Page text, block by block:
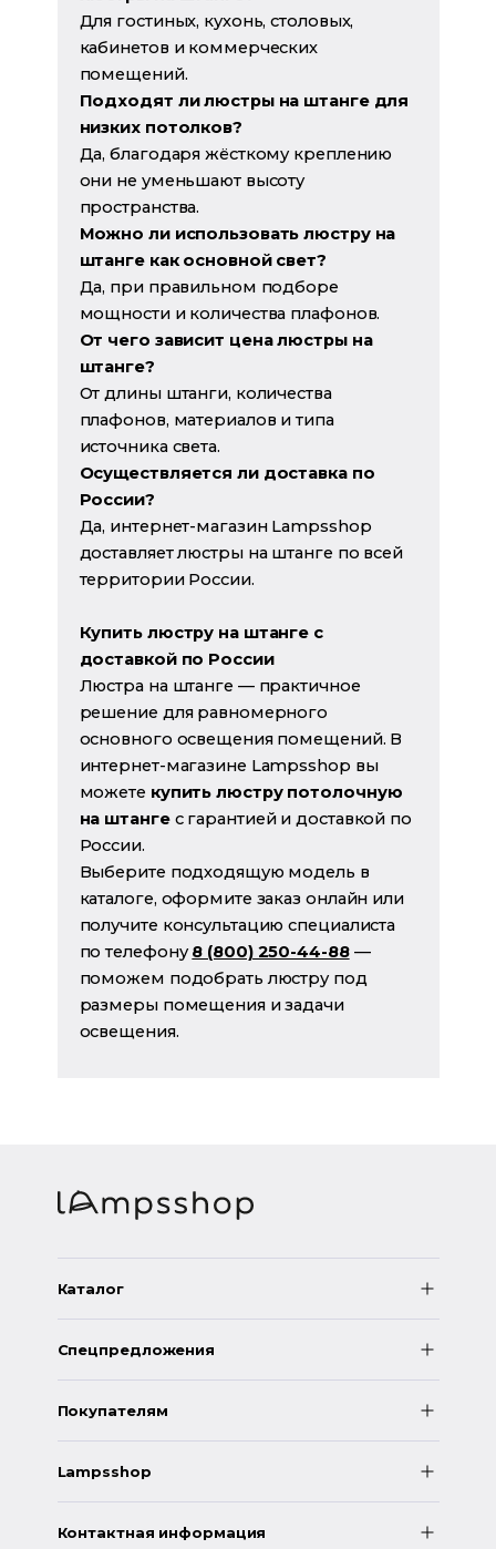
Для гостиных, кухонь, столовых,
кабинетов и коммерческих
помещений.
Подходят ли люстры на штанге для
низких потолков?
Да, благодаря жёсткому креплению
они не уменьшают высоту
пространства.
Можно ли использовать люстру на
штанге как основной свет?
Да, при правильном подборе
мощности и количества плафонов.
От чего зависит цена люстры на
штанге?
От длины штанги, количества
плафонов, материалов и типа
источника света.
Осуществляется ли доставка по
России?
Да, интернет-магазин Lampsshop
доставляет люстры на штанге по всей
территории России.
Купить люстру на штанге с
доставкой по России
Люстра на штанге — практичное
решение для равномерного
основного освещения помещений. В
интернет-магазине Lampsshop вы
можете купить люстру потолочную
на штангес гарантией и доставкой по
России.
Выберите подходящую модель в
каталоге, оформите заказ онлайн или
получите консультацию специалиста
по телефону8 (800) 250-44-88—
поможем подобрать люстру под
размеры помещения и задачи
освещения.
Каталог
Спецпредложения
Покупателям
Lampsshop
Контактная информация